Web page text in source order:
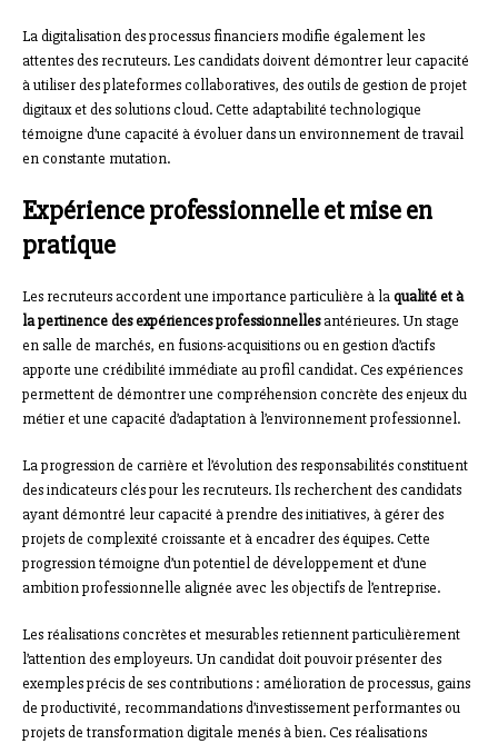
La digitalisation des processus financiers modifie également les
attentes des recruteurs. Les candidats doivent démontrer leur capacité
à utiliser des plateformes collaboratives, des outils de gestion de projet
digitaux et des solutions cloud. Cette adaptabilité technologique
témoigne d’une capacité à évoluer dans un environnement de travail
en constante mutation.
Expérience professionnelle et mise en
pratique
Les recruteurs accordent une importance particulière à laqualité et à
la pertinence des expériences professionnellesantérieures. Un stage
en salle de marchés, en fusions-acquisitions ou en gestion d’actifs
apporte une crédibilité immédiate au profil candidat. Ces expériences
permettent de démontrer une compréhension concrète des enjeux du
métier et une capacité d’adaptation à l’environnement professionnel.
La progression de carrière et l’évolution des responsabilités constituent
des indicateurs clés pour les recruteurs. Ils recherchent des candidats
ayant démontré leur capacité à prendre des initiatives, à gérer des
projets de complexité croissante et à encadrer des équipes. Cette
progression témoigne d’un potentiel de développement et d’une
ambition professionnelle alignée avec les objectifs de l’entreprise.
Les réalisations concrètes et mesurables retiennent particulièrement
l’attention des employeurs. Un candidat doit pouvoir présenter des
exemples précis de ses contributions : amélioration de processus, gains
de productivité, recommandations d’investissement performantes ou
projets de transformation digitale menés à bien. Ces réalisations